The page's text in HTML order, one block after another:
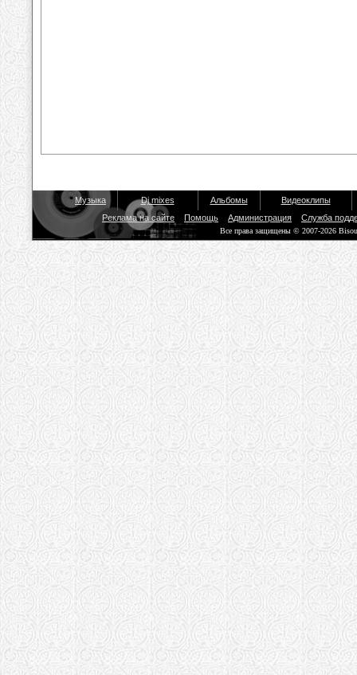
Музыка Dj mixes Альбомы
Видеоклипы
Реклама на сайте
Помощь Администрация Служба
Все права защищены © 2007-2026